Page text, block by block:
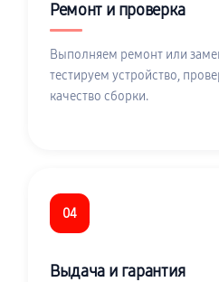
Ремонт и проверка
Выполняем ремонт или
тестируем устройство,
качество сборки.
04
Выдача и гарантия